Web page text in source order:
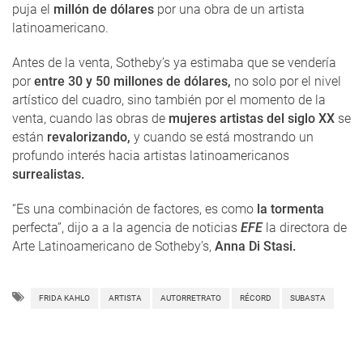
puja el millón de dólares por una obra de un artista
latinoamericano.
Antes de la venta, Sotheby’s ya estimaba que se vendería
porentre 30 y 50 millones de dólares, no solo por el nivel
artístico del cuadro, sino también por el momento de la
venta, cuando las obras de mujeres artistas del siglo XX se
están revalorizando, y cuando se está mostrando un
profundo interés hacia artistas latinoamericanos
surrealistas.
“Es una combinación de factores, es como la tormenta
perfecta”, dijo a a la agencia de noticias EFE la directora de
Arte Latinoamericano de Sotheby’s, Anna Di Stasi.
FRIDA KAHLO ARTISTA AUTORRETRATO RÉCORD SUBASTA